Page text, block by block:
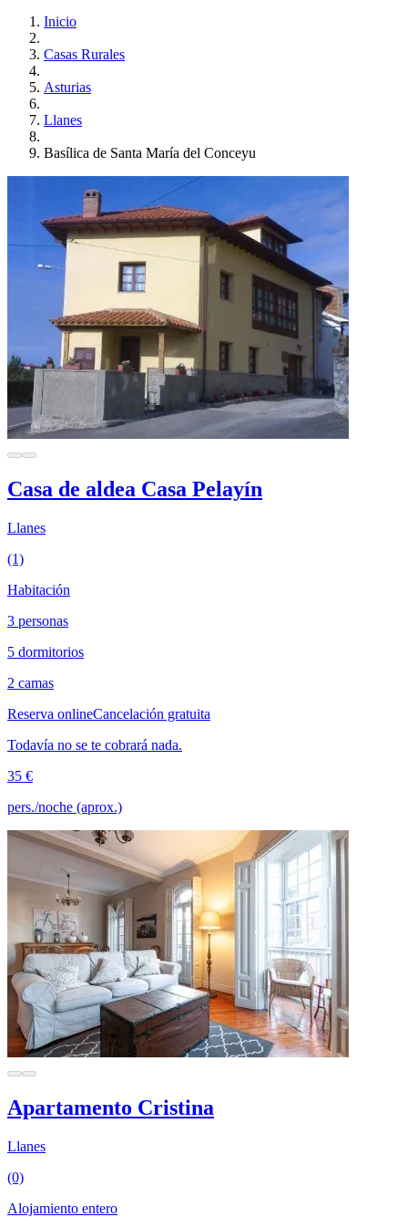
Inicio
Casas Rurales
Asturias
Llanes
Basílica de Santa María del Conceyu
Casa de aldea Casa Pelayín
Llanes
(1)
Habitación
3 personas
5 dormitorios
2 camas
Reserva onlineCancelación gratuita
Todavía no se te cobrará nada.
35 €
pers./noche (aprox.)
Apartamento Cristina
Llanes
(0)
Alojamiento entero